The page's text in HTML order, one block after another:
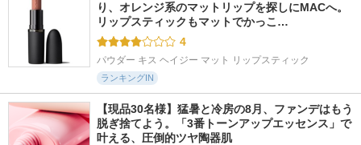
り、オレンジ系のマットリップを探しにMACへ。
リップスティックもマットでかっこ…
4
パウダー キス ヘイジー マット リップスティック
ランキングIN
【現品30名様】猛暑と冷房の8月、ファンデはもう
脱ぎ捨てよう。「3番トーンアップエッセンス」で
叶える、圧倒的ツヤ陶器肌